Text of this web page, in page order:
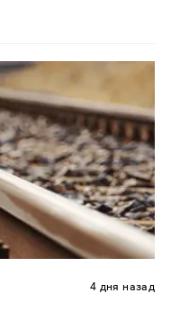
4 дня назад